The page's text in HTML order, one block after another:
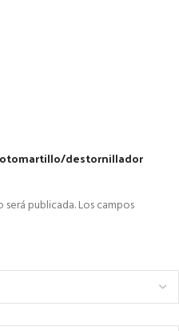
destornillador
publicada.Los campos